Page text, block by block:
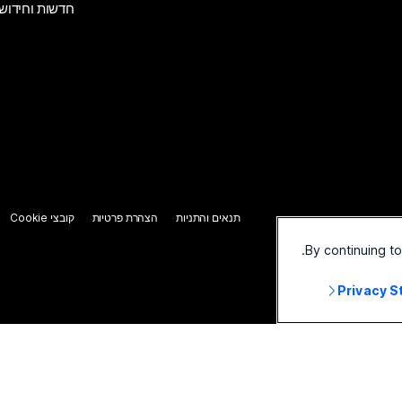
חדשות
תנאים והתניות הצהרת פרטיות קובצי Cookie
By continuing
Privacy